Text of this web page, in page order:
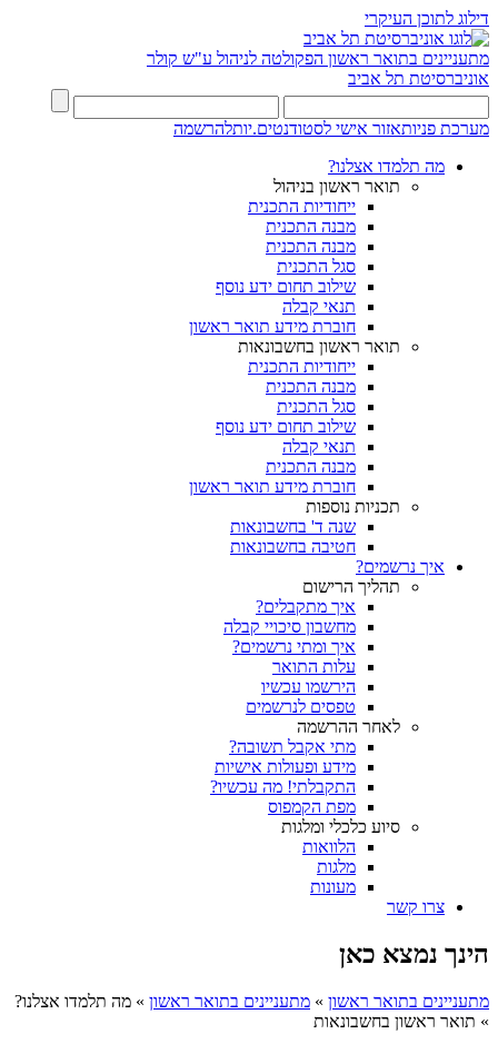
דילוג לתוכן העיקרי
מתעניינים בתואר ראשון הפקולטה לניהול ע"ש קולר
אוניברסיטת תל אביב
מערכת פניותאזור אישי לסטודנטים.יותלהרשמה
מה תלמדו אצלנו?
תואר ראשון בניהול
ייחודיות התכנית
מבנה התכנית
מבנה התכנית
סגל התכנית
שילוב תחום ידע נוסף
תנאי קבלה
חוברת מידע תואר ראשון
תואר ראשון בחשבונאות
ייחודיות התכנית
מבנה התכנית
סגל התכנית
שילוב תחום ידע נוסף
תנאי קבלה
מבנה התכנית
חוברת מידע תואר ראשון
תכניות נוספות
שנה ד' בחשבונאות
חטיבה בחשבונאות
איך נרשמים?
תהליך הרישום
איך מתקבלים?
מחשבון סיכויי קבלה
איך ומתי נרשמים?
עלות התואר
הירשמו עכשיו
טפסים לנרשמים
לאחר ההרשמה
מתי אקבל תשובה?
מידע ופעולות אישיות
התקבלתי! מה עכשיו?
מפת הקמפוס
סיוע כלכלי ומלגות
הלוואות
מלגות
מעונות
צרו קשר
הינך נמצא כאן
מתעניינים בתואר ראשון » מתעניינים בתואר ראשון » מה תלמדו אצלנו?
» תואר ראשון בחשבונאות